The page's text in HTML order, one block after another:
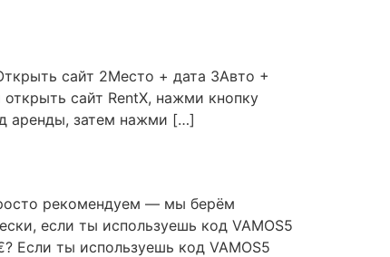
сайт 2Место + дата 3Авто +
сайт RentX, нажми кнопку
аренды, затем нажми […]
рекомендуем — мы берём
если ты используешь код VAMOS5
Если ты используешь код VAMOS5